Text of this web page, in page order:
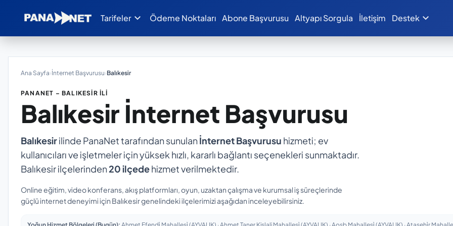
Tarifeler expand_more Ödeme Noktaları Abone Başvurusu Altyapı Sorgula İletişim Destek expand_more
Ana Sayfa›İnternet Başvurusu›Balıkesir
PANANET – BALIKESIR İLI
Balıkesir İnternet Başvurusu
Balıkesirilinde PanaNet tarafından sunulanİnternet Başvurusu hizmeti; ev
kullanıcıları ve işletmeler için yüksek hızlı, kararlı bağlantı seçenekleri sunmaktadır.
Balıkesir ilçelerinden20 ilçedehizmet verilmektedir.
Online eğitim, video konferans, akış platformları, oyun, uzaktan çalışma ve kurumsal iş süreçlerinde
güçlü internet deneyimi için Balıkesir genelindeki ilçelerimizi aşağıdan inceleyebilirsiniz.